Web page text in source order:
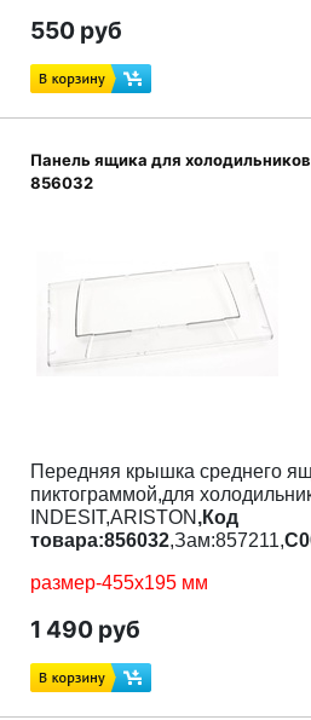
550 руб
Панель ящика для холодильников
856032
Передняя крышка среднего
пиктограммой,для
INDESIT,ARISTON ,Код
товара:856032,Зам:857211,
размер-455х195 мм
Модели указаны не все:
MB1167NF
1 490 руб